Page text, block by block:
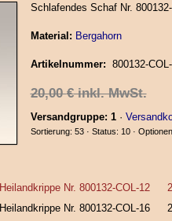
Schlafendes Schaf Nr.
Material: Bergahorn
Artikelnummer:
20,00 €inkl. MwSt.
Versandgruppe: 1·
Sortierung: 53 · Status: 10 ·
Heilandkrippe Nr. 800132‑COL‑12
Heilandkrippe Nr. 800132‑COL‑16